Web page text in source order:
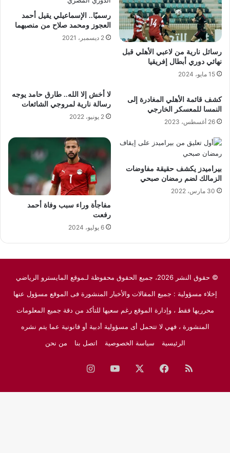
رسائل نارية من لاعبي الأهلي قبل
نهائي دوري أبطال إفريقيا
15 مايو، 2024
رسميًا.. الإسماعيلي يقيل أحمد
العجوز ومحمد صلاح من منصبهما
2 ديسمبر، 2021
كشف قائمة الأهلي المغادرة إلى
النمسا للمعسكر الخارجي
26 أغسطس، 2023
لا أخش إلا الله.. طارق حامد يوجه
رسالة نارية لمروجي الشائعات
2 يونيو، 2022
بيراميدز يكشف حقيقة مفاوضات
الزمالك لضم رمضان صبحي
30 مارس، 2022
مفاجأة وراء سبب وفاة أحمد
رفعت
6 يوليو، 2024
© حقوق النشر 2026، جميع الحقوق محفوظة لـموقع المايسترو الرياضي
إخلاء مسؤولية : جميع المقالات والأخبار المنشورة فى الموقع مسؤول عنها
محرريها فقط ، وإدارة الموقع رغم سعيها للتأكد من دقة جميع المعلومات
المنشورة ، فهي لا تتحمل أى مسؤولية أدبية أو قانونية عما يتم نشره
الرئيسية
سياسة الخصوصية اتصل بنا من نحن
ملخص
الموقع
فيسبوك ‫YouTubeانستقرام
نيوز